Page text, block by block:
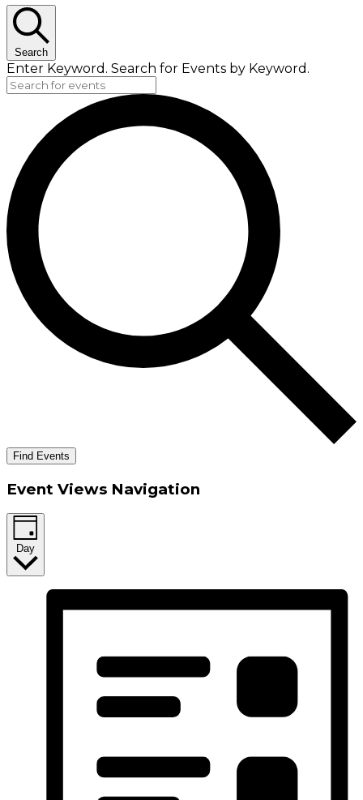
Search
Enter Keyword. Search for Events by Keyword.
Find Events
Event Views Navigation
Day